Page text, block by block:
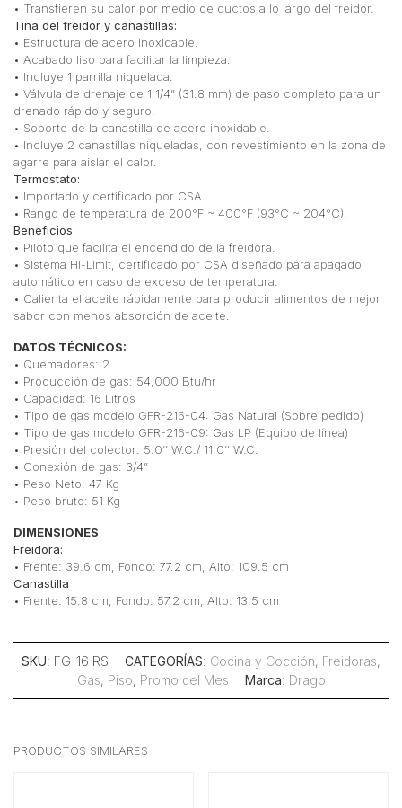
• Transfieren su calor por medio de ductos a lo largo del freidor.
Tina del freidor y canastillas:
• Estructura de acero inoxidable.
• Acabado liso para facilitar la limpieza.
• Incluye 1 parrilla niquelada.
• Válvula de drenaje de 1 1/4” (31.8 mm) de paso completo para un
drenado rápido y seguro.
• Soporte de la canastilla de acero inoxidable.
• Incluye 2 canastillas niqueladas, con revestimiento en la zona de
agarre para aislar el calor.
Termostato:
• Importado y certificado por CSA.
• Rango de temperatura de 200°F ~ 400°F (93°C ~ 204°C).
Beneficios:
• Piloto que facilita el encendido de la freidora.
• Sistema Hi-Limit, certificado por CSA diseñado para apagado
automático en caso de exceso de temperatura.
• Calienta el aceite rápidamente para producir alimentos de mejor
sabor con menos absorción de aceite.
DATOS TÉCNICOS:
• Quemadores: 2
• Producción de gas: 54,000 Btu/hr
• Capacidad: 16 Litros
• Tipo de gas modelo GFR-216-04: Gas Natural (Sobre pedido)
• Tipo de gas modelo GFR-216-09: Gas LP (Equipo de línea)
• Presión del colector: 5.0’’ W.C./ 11.0’’ W.C.
• Conexión de gas: 3/4”
• Peso Neto: 47 Kg
• Peso bruto: 51 Kg
DIMENSIONES
Freidora:
• Frente: 39.6 cm, Fondo: 77.2 cm, Alto: 109.5 cm
Canastilla
• Frente: 15.8 cm, Fondo: 57.2 cm, Alto: 13.5 cm
SKU: FG-16 RS CATEGORÍAS: Cocina y Cocción, Freidoras,
Gas, Piso, Promo del Mes Marca: Drago
PRODUCTOS SIMILARES